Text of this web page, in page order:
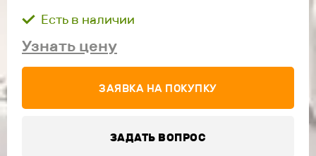
Есть в наличии
Узнать цену
ЗАЯВКА НА ПОКУПКУ
ЗАДАТЬ ВОПРОС